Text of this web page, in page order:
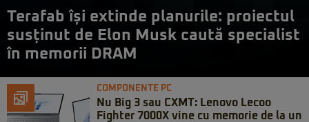
Terafab își extinde planurile: proiectul
susținut de Elon Musk caută specialist
în memorii DRAM
COMPONENTE PC
Nu Big 3 sau CXMT: Lenovo Lecoo
Fighter 7000X vine cu memorie de la un